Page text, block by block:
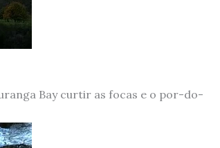
Bay curtir as focas e o por-do-